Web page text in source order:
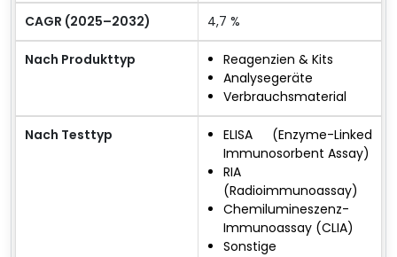
CAGR (2025–2032) 4,7 %
Nach Produkttyp
Reagenzien & Kits
Analysegeräte
Verbrauchsmaterial
Nach Testtyp
ELISA (Enzyme-Linked
Immunosorbent Assay)
RIA
(Radioimmunoassay)
Chemilumineszenz-
Immunoassay (CLIA)
Sonstige